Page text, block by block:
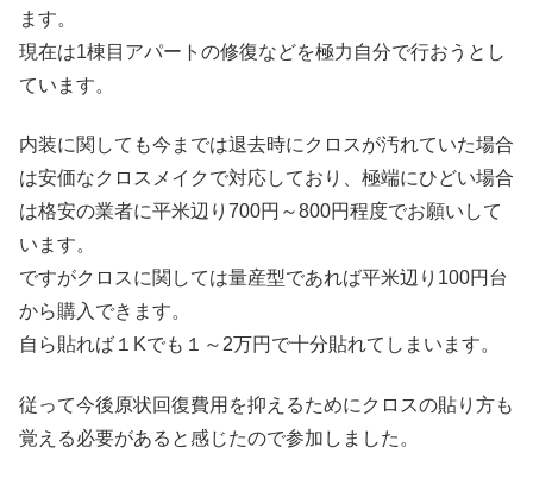
ます。
現在は1棟目アパートの修復などを極力自分で行おうとし
ています。
内装に関しても今までは退去時にクロスが汚れていた場合
は安価なクロスメイクで対応しており、極端にひどい場合
は格安の業者に平米辺り700円～800円程度でお願いして
います。
ですがクロスに関しては量産型であれば平米辺り100円台
から購入できます。
自ら貼れば１Kでも１～2万円で十分貼れてしまいます。
従って今後原状回復費用を抑えるためにクロスの貼り方も
覚える必要があると感じたので参加しました。